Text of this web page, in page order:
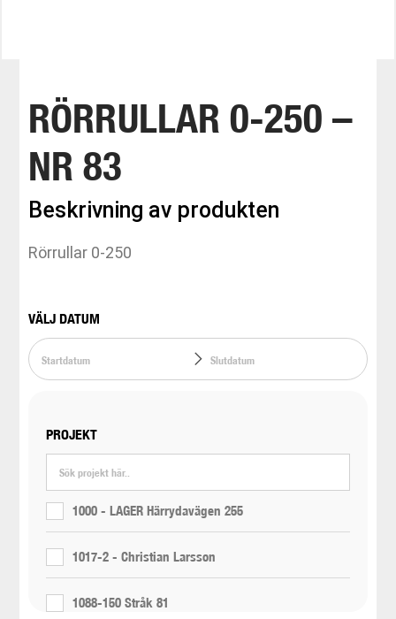
RÖRRULLAR 0-250 –
NR 83
Beskrivning av produkten
Rörrullar 0-250
VÄLJ DATUM
PROJEKT
1000 - LAGER Härrydavägen 255
1017-2 - Christian Larsson
1088-150 Stråk 81